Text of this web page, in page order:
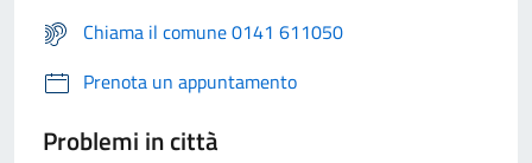
Chiama il comune 0141 611050
Prenota un appuntamento
Problemi in città